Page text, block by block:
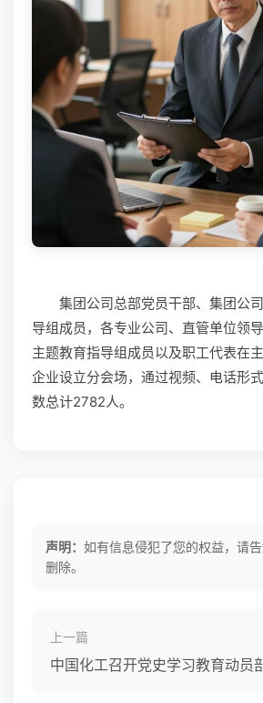
集团公司总部党员干部、集团公
导组成员，各专业公司、直管单位领
主题教育指导组成员以及职工代表在
企业设立分会场，通过视频、电话形
数总计2782人。
声明： 如有信息侵犯了您的权益，请
删除。
上一篇
中国化工召开党史学习教育动员